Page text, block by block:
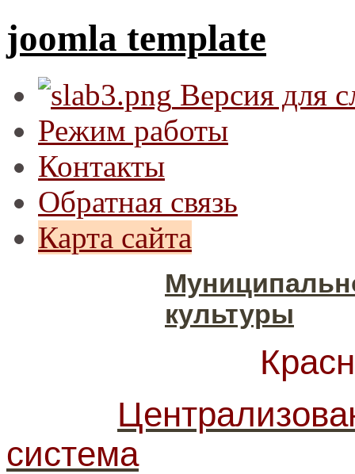
joomla template
Версия для
Режим работы
Контакты
Обратная связь
Карта сайта
культуры
система